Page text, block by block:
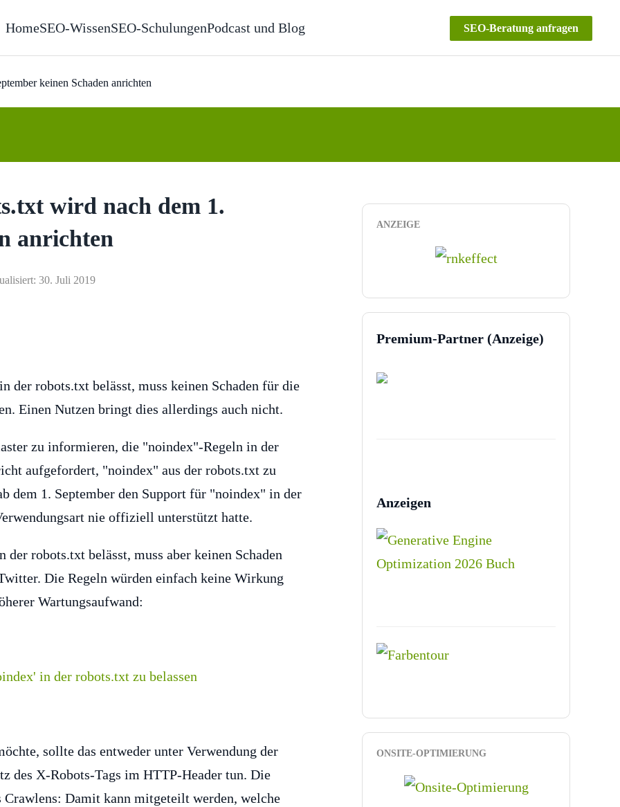
HomeSEO-WissenSEO-SchulungenPodcast und Blog SEO-Beratung anfragen
keinen Schaden anrichten
wird nach dem 1.
anrichten
30. Juli 2019
der robots.txt belässt, muss keinen Schaden für die
Einen Nutzen bringt dies allerdings auch nicht.
zu informieren, die "noindex"-Regeln in der
aufgefordert, "noindex" aus der robots.txt zu
dem 1. September den Support für "noindex" in der
nie offiziell unterstützt hatte.
robots.txt belässt, muss aber keinen Schaden
Die Regeln würden einfach keine Wirkung
Wartungsaufwand:
sollte das entweder unter Verwendung der
des X-Robots-Tags im HTTP-Header tun. Die
Crawlens: Damit kann mitgeteilt werden, welche
ANZEIGE
Premium-Partner (Anzeige)
Anzeigen
ONSITE-OPTIMIERUNG